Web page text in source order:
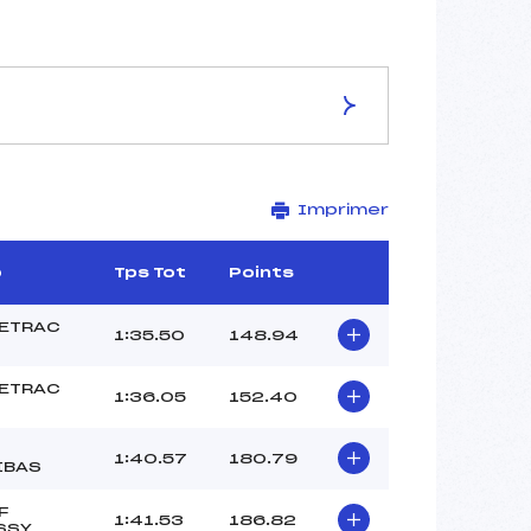
STADE DU CORBEY
1592
1427/10/99
18H45
LEPKI YOHANN (SA)
Imprimer
Tps Tot Points
1:35.50 148.94
1:36.05 152.40
1:40.57 180.79
1:41.53 186.82